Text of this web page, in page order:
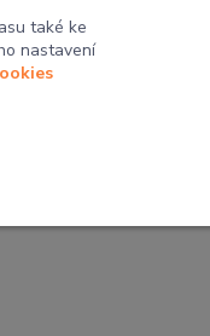
pocittaké ke
nastavení